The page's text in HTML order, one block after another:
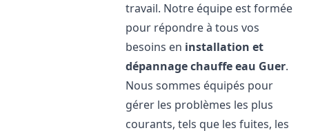
travail. Notre équipe est formée
pour répondre à tous vos
besoins en installation et
dépannage chauffe eau Guer.
Nous sommes équipés pour
gérer les problèmes les plus
courants, tels que les fuites, les